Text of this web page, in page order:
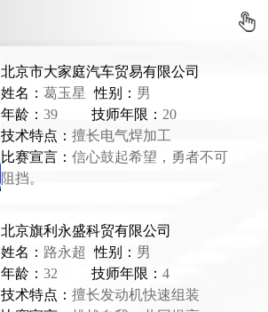
北京市大家庭汽车贸易有限公司
姓名： 葛玉星 性别： 男
年龄： 39 技师年限： 20
技术特点： 擅长电气焊加工
比赛宣言： 信心鼓起希望，勇者不可
阻挡。
北京旗利永盛科贸有限公司
姓名： 路永超 性别： 男
年龄： 32 技师年限： 4
技术特点： 擅长发动机快速组装